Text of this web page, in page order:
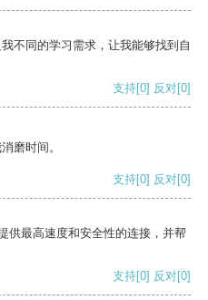
不同的学习需求，让我能够找到自
支持[0] 反对[0]
磨时间。
支持[0] 反对[0]
供最高速度和安全性的连接，并帮
支持[0] 反对[0]